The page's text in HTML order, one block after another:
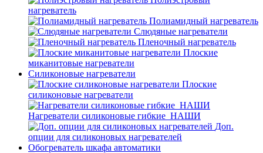
нагреватель
Полиамидный нагреватель
Слюдяные нагреватели
Пленочный нагреватель
Плоские
миканитовые нагреватели
Силиконовые нагреватели
Плоские
силиконовые нагреватели
Нагреватели силиконовые гибкие_НАШИ
Доп.
опции для силиконовых нагревателей
Обогреватель шкафа автоматики